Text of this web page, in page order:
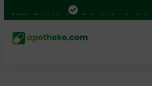
Mal in Deutschland Online bei Ihrer Apotheke